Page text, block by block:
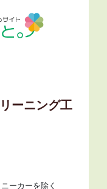
ーニング工
ーカーを除く